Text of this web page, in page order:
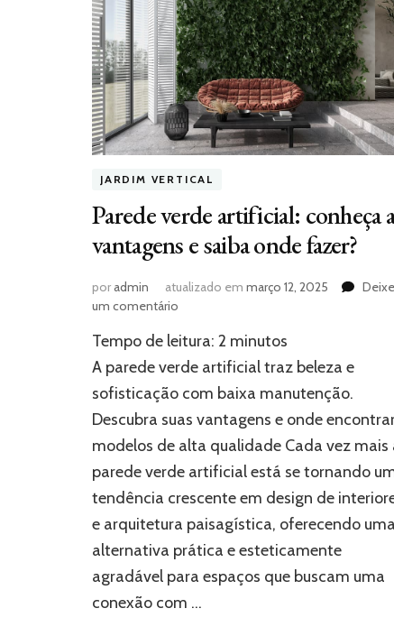
JARDIM VERTICAL
Parede verde artificial: conheça
vantagens e saiba onde fazer?
poradmin atualizado em março 12, 2025
Deixe
um comentário
verde
artificial:
as
vantagens
saiba
onde
fazer?
Tempo de leitura: 2 minutos
A parede verde artificial traz beleza e
sofisticação com baixa manutenção.
Descubra suas vantagens e onde
modelos de alta qualidade Cada vez mais
parede verde artificial está se tornando
tendência crescente em design de
e arquitetura paisagística, oferecendo uma
alternativa prática e esteticamente
agradável para espaços que buscam uma
conexão com …